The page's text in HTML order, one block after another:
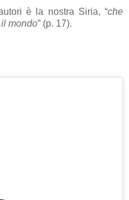
è la nostra Siria, “che
mondo” (p. 17).